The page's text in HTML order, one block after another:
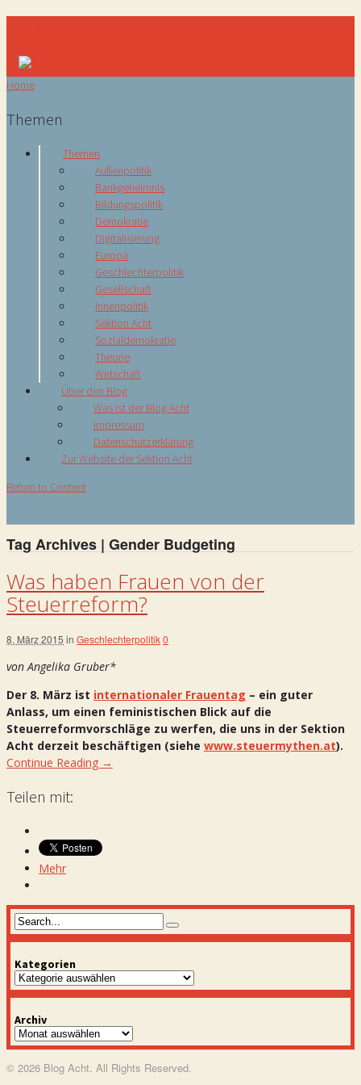
Home
Themen
Themen
Außenpolitik
Bankgeheimnis
Bildungspolitik
Demokratie
Digitalisierung
Europa
Geschlechterpolitik
Gesellschaft
Innenpolitik
Sektion Acht
Sozialdemokratie
Theorie
Wirtschaft
Über den Blog
Was ist der Blog Acht
Impressum
Datenschutzerklärung
Zur Website der Sektion Acht
Return to Content
Tag Archives | Gender Budgeting
Was haben Frauen von der
Steuerreform?
8. März 2015 in Geschlechterpolitik0
von Angelika Gruber*
Der 8. März ist internationaler Frauentag – ein guter
Anlass, um einen feministischen Blick auf die
Steuerreformvorschläge zu werfen, die uns in der Sektion
Acht derzeit beschäftigen (siehe www.steuermythen.at).
Continue Reading →
Teilen mit:
Mehr
Kategorien
Kategorien
Archiv
Archiv
© 2026 Blog Acht. All Rights Reserved.